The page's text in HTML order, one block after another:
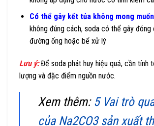
Có thể gây kết tủa không mong
không đúng cách, soda có thể gây
đường ống hoặc bể xử lý
Lưu ý:Để soda phát huy hiệu quả, cần tính
lượng và đặc điểm nguồn nước.
Xem thêm: 5 Vai trò
của Na2CO3 sản xuất